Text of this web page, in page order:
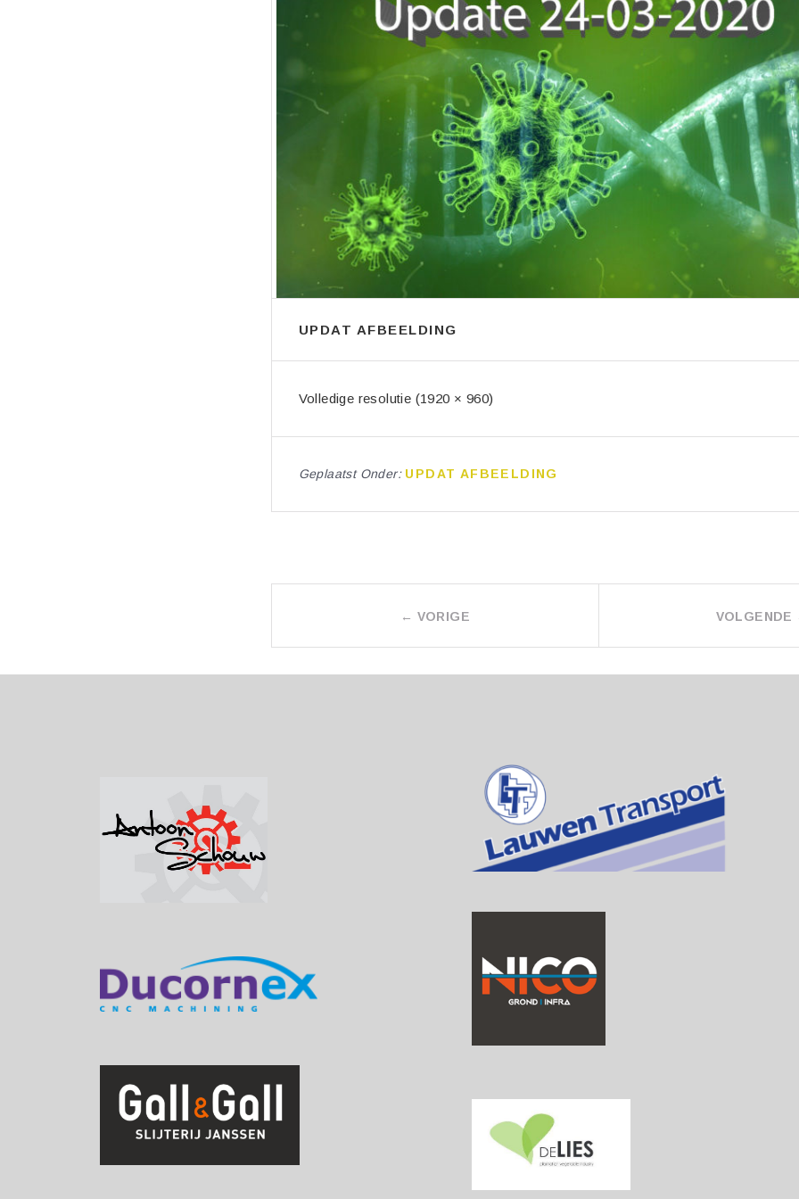
UPDAT AFBEELDING
Volledige resolutie (1920 × 960)
Geplaatst Onder: UPDAT AFBEELDING
← VORIGE VOLGENDE